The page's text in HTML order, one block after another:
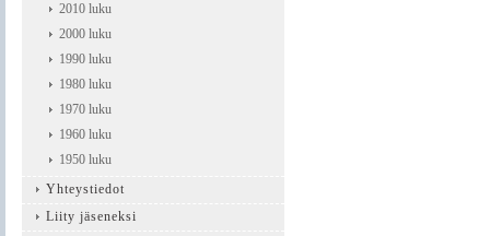
2010 luku
2000 luku
1990 luku
1980 luku
1970 luku
1960 luku
1950 luku
Yhteystiedot
Liity jäseneksi